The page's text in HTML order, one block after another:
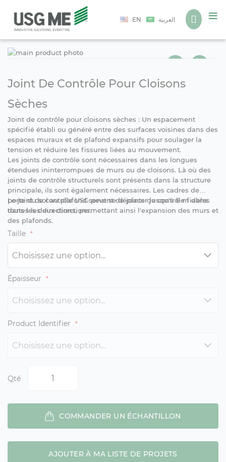
EN العربية
Joint De Contrôle Pour Cloisons
Sèches
Joint de contrôle pour cloisons sèches : Un espacement
spécifié établi ou généré entre des surfaces voisines dans des
espaces muraux et de plafond expansifs pour soulager la
tension et réduire les fissures liées au mouvement.
Les joints de contrôle sont nécessaires dans les longues
étendues ininterrompues de murs ou de cloisons. Là où des
joints de contrôle structurels sont présents dans la structure
principale, ils sont également nécessaires. Les cadres de
porte du sol au plafond servent de joints de contrôle fiables
dans les deux directions.
Le joint de contrôle USG peut se déplacer jusqu'à 6 m dans
toutes les directions, permettant ainsi l'expansion des murs et
des plafonds.
Taille
Épaisseur
Product Identifier
Qté
COMMANDER UN ÉCHANTILLON
AJOUTER À MA LISTE DE PROJETS